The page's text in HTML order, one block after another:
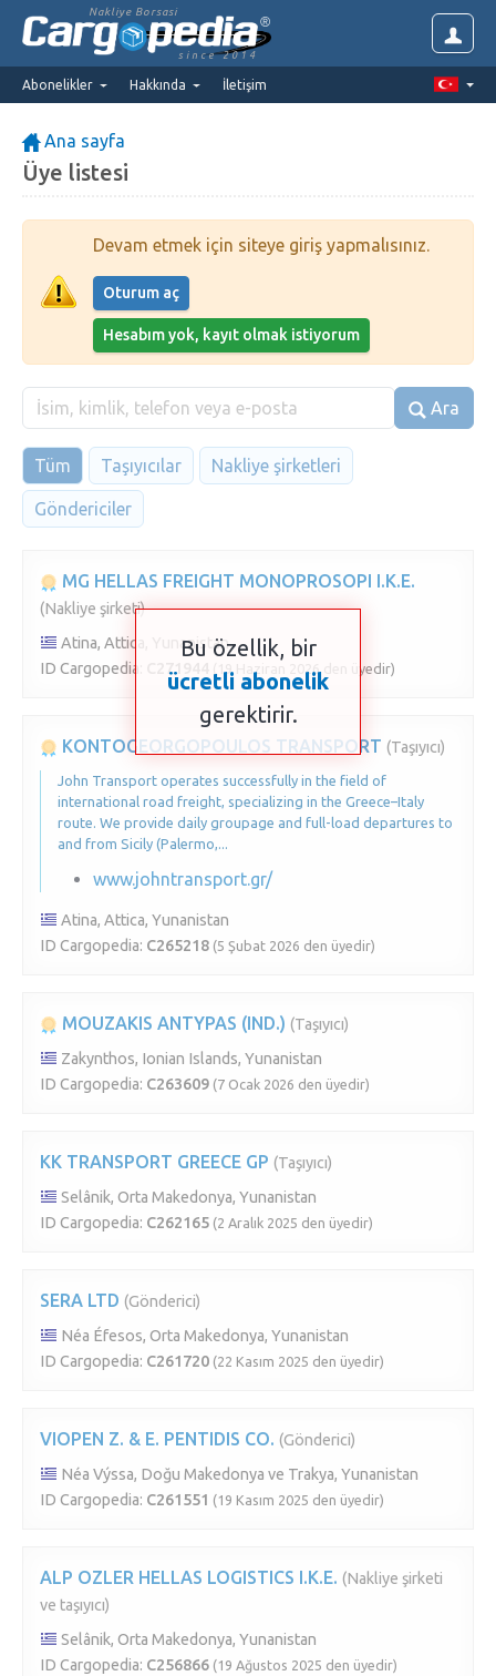
Nakliye Borsasi
since 2014
Abonelikler Hakkında İletişim
Ana sayfa
Üye listesi
Devam etmek için siteye giriş yapmalısınız.
Oturum aç
Hesabım yok, kayıt olmak istiyorum
Ara
Tüm Taşıyıcılar Nakliye şirketleri
Göndericiler
MG HELLAS FREIGHT MONOPROSOPI I.K.E.
(Nakliye şirketi)
Atina, Attica, Yunanistan
ID Cargopedia:
C271944 (19 Haziran 2026 den üyedir)
KONTOGEORGOPOULOS TRANSPORT (Taşıyıcı)
John Transport operates successfully in the field of
international road freight, specializing in the Greece–Italy
route. We provide daily groupage and full-load departures to
and from Sicily (Palermo,...
www.johntransport.gr/
Atina, Attica, Yunanistan
ID Cargopedia: C265218 (5 Şubat 2026 den üyedir)
MOUZAKIS ANTYPAS (IND.) (Taşıyıcı)
Zakynthos, Ionian Islands, Yunanistan
ID Cargopedia: C263609 (7 Ocak 2026 den üyedir)
KK TRANSPORT GREECE GP (Taşıyıcı)
Selânik, Orta Makedonya, Yunanistan
ID Cargopedia: C262165 (2 Aralık 2025 den üyedir)
SERA LTD (Gönderici)
Néa Éfesos, Orta Makedonya, Yunanistan
ID Cargopedia: C261720 (22 Kasım 2025 den üyedir)
VIOPEN Z. & E. PENTIDIS CO. (Gönderici)
Néa Výssa, Doğu Makedonya ve Trakya, Yunanistan
ID Cargopedia: C261551 (19 Kasım 2025 den üyedir)
ALP OZLER HELLAS LOGISTICS I.K.E. (Nakliye şirketi
ve taşıyıcı)
Selânik, Orta Makedonya, Yunanistan
ID Cargopedia: C256866 (19 Ağustos 2025 den üyedir)
Bu özellik, bir
ücretli abonelik
gerektirir.